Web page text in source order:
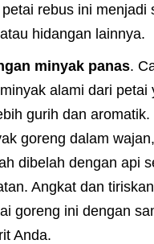
rebus ini menjadi
hidangan lainnya.
minyak panas.
alami dari petai
gurih dan aromatik.
goreng dalam
dibelah dengan api
Angkat dan
goreng ini dengan
Anda.